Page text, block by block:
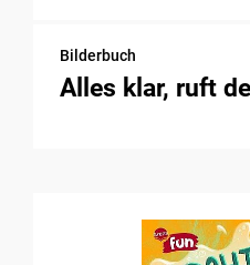
Bilderbuch
Alles klar, ruft